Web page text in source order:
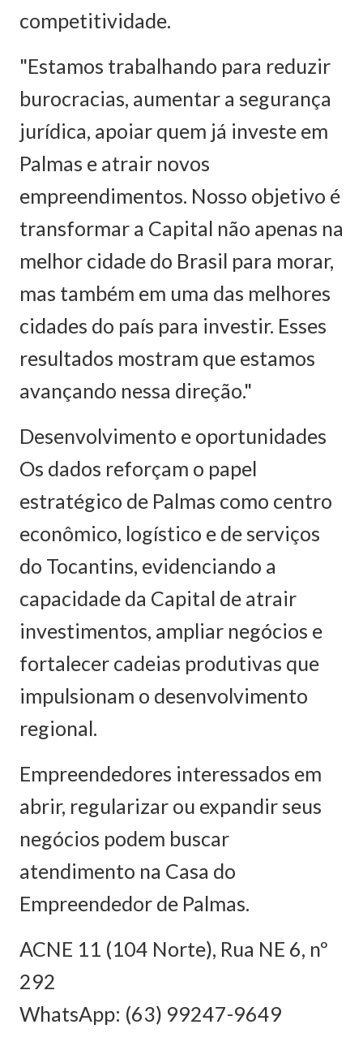
competitividade.
"Estamos trabalhando para reduzir
burocracias, aumentar a segurança
jurídica, apoiar quem já investe em
Palmas e atrair novos
empreendimentos. Nosso objetivo é
transformar a Capital não apenas na
melhor cidade do Brasil para morar,
mas também em uma das melhores
cidades do país para investir. Esses
resultados mostram que estamos
avançando nessa direção."
Desenvolvimento e oportunidades
Os dados reforçam o papel
estratégico de Palmas como centro
econômico, logístico e de serviços
do Tocantins, evidenciando a
capacidade da Capital de atrair
investimentos, ampliar negócios e
fortalecer cadeias produtivas que
impulsionam o desenvolvimento
regional.
Empreendedores interessados em
abrir, regularizar ou expandir seus
negócios podem buscar
atendimento na Casa do
Empreendedor de Palmas.
ACNE 11 (104 Norte), Rua NE 6, nº
292
WhatsApp: (63) 99247-9649